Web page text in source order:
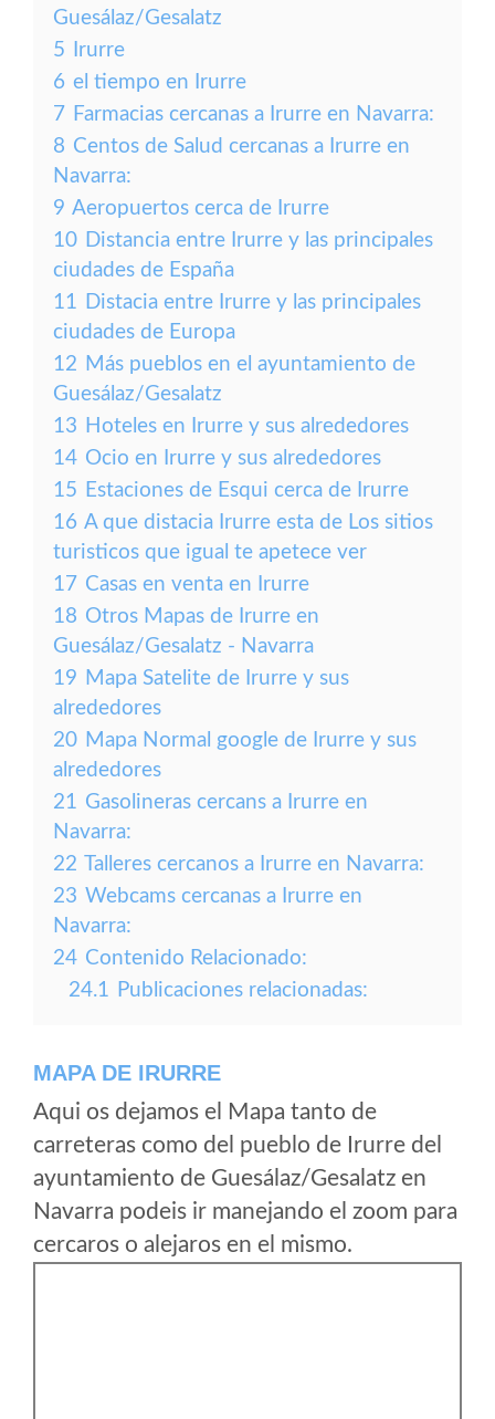
Guesálaz/Gesalatz
5
Irurre
6 el tiempo en Irurre
7 Farmacias cercanas a Irurre en Navarra:
8 Centos de Salud cercanas a Irurre en
Navarra:
9 Aeropuertos cerca de Irurre
10 Distancia entre Irurre y las principales
ciudades de España
11 Distacia entre Irurre y las principales
ciudades de Europa
12 Más pueblos en el ayuntamiento de
Guesálaz/Gesalatz
13 Hoteles en Irurre y sus alrededores
14 Ocio en Irurre y sus alrededores
15 Estaciones de Esqui cerca de Irurre
16 A que distacia Irurre esta de Los sitios
turisticos que igual te apetece ver
17 Casas en venta en Irurre
18 Otros Mapas de Irurre en
Guesálaz/Gesalatz - Navarra
19 Mapa Satelite de Irurre y sus
alrededores
20 Mapa Normal google de Irurre y sus
alrededores
21 Gasolineras cercans a Irurre en
Navarra:
22 Talleres cercanos a Irurre en Navarra:
23 Webcams cercanas a Irurre en
Navarra:
24 Contenido Relacionado:
24.1 Publicaciones relacionadas:
MAPA DE IRURRE
Aqui os dejamos el Mapa tanto de
carreteras como del pueblo de Irurre del
ayuntamiento de Guesálaz/Gesalatz en
Navarra podeis ir manejando el zoom para
cercaros o alejaros en el mismo.